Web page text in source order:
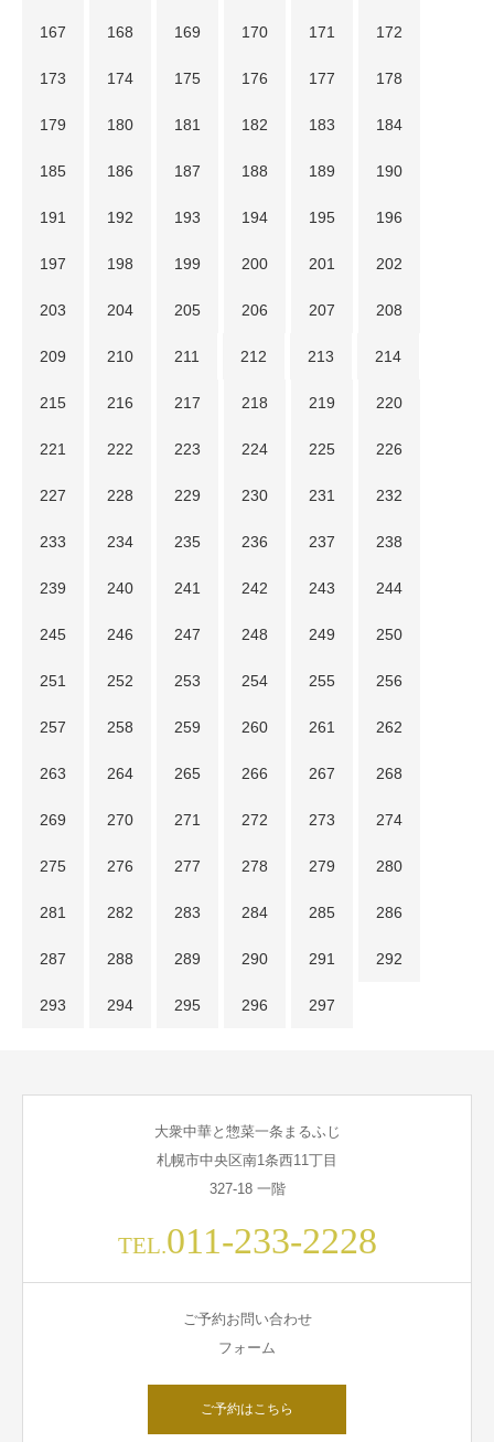
167 168 169 170 171 172
173 174 175 176 177 178
179 180 181 182 183 184
185 186 187 188 189 190
191 192 193 194 195 196
197 198 199 200 201 202
203 204 205 206 207 208
209 210 211 212 213 214
215 216 217 218 219 220
221 222 223 224 225 226
227 228 229 230 231 232
233 234 235 236 237 238
239 240 241 242 243 244
245 246 247 248 249 250
251 252 253 254 255 256
257 258 259 260 261 262
263 264 265 266 267 268
269 270 271 272 273 274
275 276 277 278 279 280
281 282 283 284 285 286
287 288 289 290 291 292
293 294 295 296 297
大衆中華と惣菜一条まるふじ
札幌市中央区南1条西11丁目
327-18 一階
TEL.011-233-2228
ご予約お問い合わせ
フォーム
ご予約はこちら